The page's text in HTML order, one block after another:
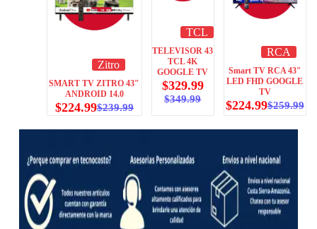
Zitro
SMART TV ZITRO 43″
ANDROID 14.0
$239.99
$224.99
TCL
TELEVISOR 43
TCL 4K
GOOGLE TV
$349.99
$329.99
RCA
Smart TV RCA 43″
LED FHD GOOGLE
TV
$259.99
$224.99